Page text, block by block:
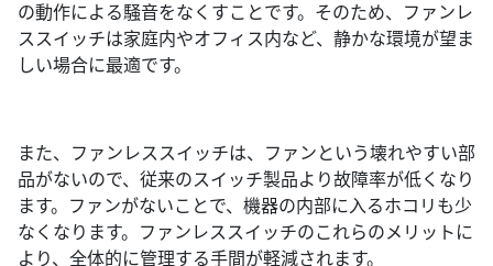
の動作による騒音をなくすことです。そのため、ファンレ
ススイッチは家庭内やオフィス内など、静かな環境が望ま
しい場合に最適です。
また、ファンレススイッチは、ファンという壊れやすい部
品がないので、従来のスイッチ製品より故障率が低くなり
ます。ファンがないことで、機器の内部に入るホコリも少
なくなります。ファンレススイッチのこれらのメリットに
より、全体的に管理する手間が軽減されます。